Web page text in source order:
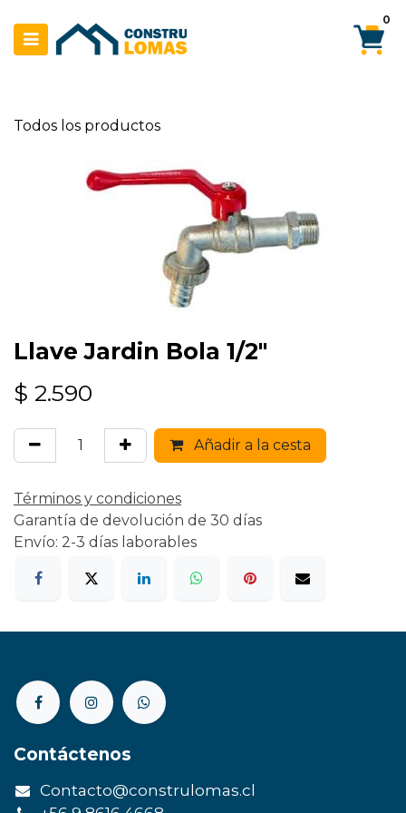
0
Todos los productos
Llave Jardin Bola 1/2"
$ 2.590
Añadir a la cesta
Términos y condiciones
Garantía de devolución de 30 días
Envío: 2-3 días laborables
Contáctenos
Contacto@construlomas.cl